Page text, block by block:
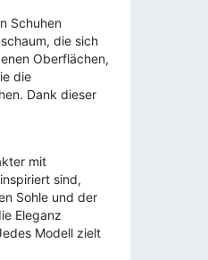
Schuhen
die sich
Oberflächen,
die
Dank dieser
mit
sind,
Sohle und der
Eleganz
Modell zielt